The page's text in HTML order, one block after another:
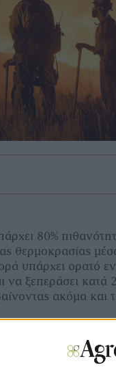
80%
θερμοκρασίας
υπάρχει ορατό
να ξεπεράσει κατά
ακόμα και
που
ότι
να σπάσει το όριο